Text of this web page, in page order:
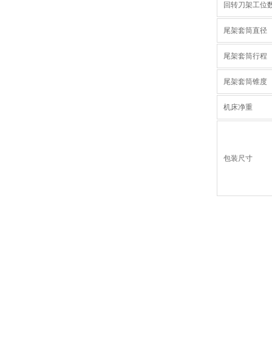
回转刀架工位
尾架套筒直径
尾架套筒行程
尾架套筒锥度
机床净重
包装尺寸